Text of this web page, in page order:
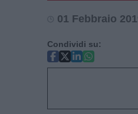
01 Febbraio
Condividi su: